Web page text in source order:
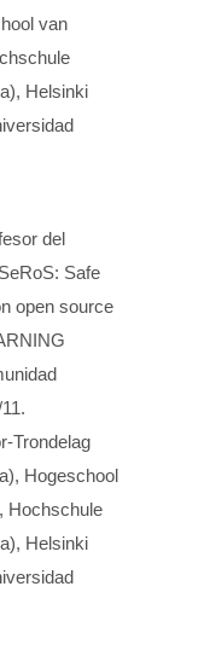
van
Helsinki
del
Safe
open source
Trondelag
Hogeschool
Hochschule
Helsinki